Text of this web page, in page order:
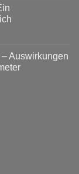
Auswirkungen